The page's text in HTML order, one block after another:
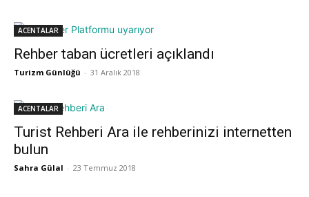
ACENTALAR
Rehber taban ücretleri açıklandı
Turizm Günlüğü - 31 Aralık 2018
ACENTALAR
Turist Rehberi Ara ile rehberinizi internetten
bulun
Sahra Gülal - 23 Temmuz 2018